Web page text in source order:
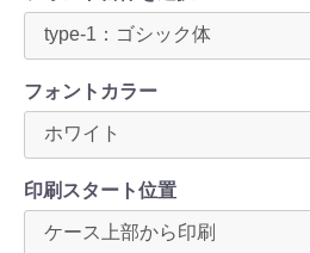
フォントカラー
印刷スタート位置